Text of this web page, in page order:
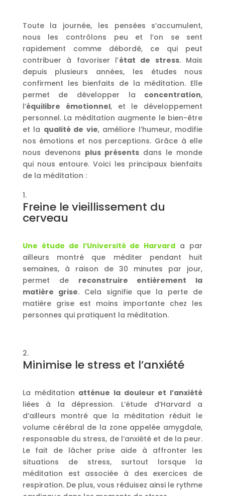
Toute la journée, les pensées s’accumulent,
nous les contrôlons peu et l’on se sent
rapidement comme débordé, ce qui peut
contribuer à favoriser l’état de stress. Mais
depuis plusieurs années, les études nous
confirment les bienfaits de la méditation. Elle
permet de développer la concentration,
l’équilibre émotionnel, et le développement
personnel. La méditation augmente le bien-être
et la qualité de vie, améliore l’humeur, modifie
nos émotions et nos perceptions. Grâce à elle
nous devenons plus présents dans le monde
qui nous entoure. Voici les principaux bienfaits
de la méditation :
Freine le vieillissement du
cerveau
Une étude de l’Université de Harvard a par
ailleurs montré que méditer pendant huit
semaines, à raison de 30 minutes par jour,
permet de reconstruire entièrement la
matière grise. Cela signifie que la perte de
matière grise est moins importante chez les
personnes qui pratiquent la méditation.
Minimise le stress et l’anxiété
La méditation atténue la douleur et l’anxiété
liées à la dépression. L’étude d’Harvard a
d’ailleurs montré que la méditation réduit le
volume cérébral de la zone appelée amygdale,
responsable du stress, de l’anxiété et de la peur.
Le fait de lâcher prise aide à affronter les
situations de stress, surtout lorsque la
méditation est associée à des exercices de
respiration. De plus, vous réduisez ainsi le rythme